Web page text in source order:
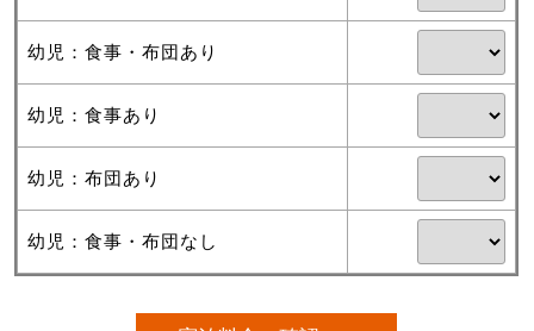
幼児：食事・布団あり
幼児：食事あり
幼児：布団あり
幼児：食事・布団なし